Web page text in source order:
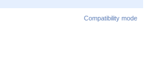
Compatibility mode